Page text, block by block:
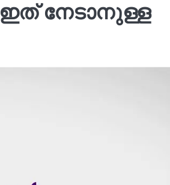
നേടാനുള്ള